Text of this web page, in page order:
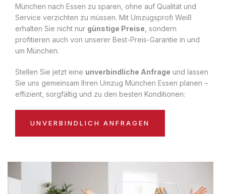
München nach Essen zu sparen, ohne auf Qualität und
Service verzichten zu müssen. Mit Umzugsprofi Weiß
erhalten Sie nicht nur günstige Preise , sondern
profitieren auch von unserer Best-Preis-Garantie in und
um München.
Stellen Sie jetzt eine unverbindliche Anfrage und lassen
Sie uns gemeinsam Ihren Umzug München Essen planen –
effizient, sorgfältig und zu den besten Konditionen:
UNVERBINDLICH ANFRAGEN